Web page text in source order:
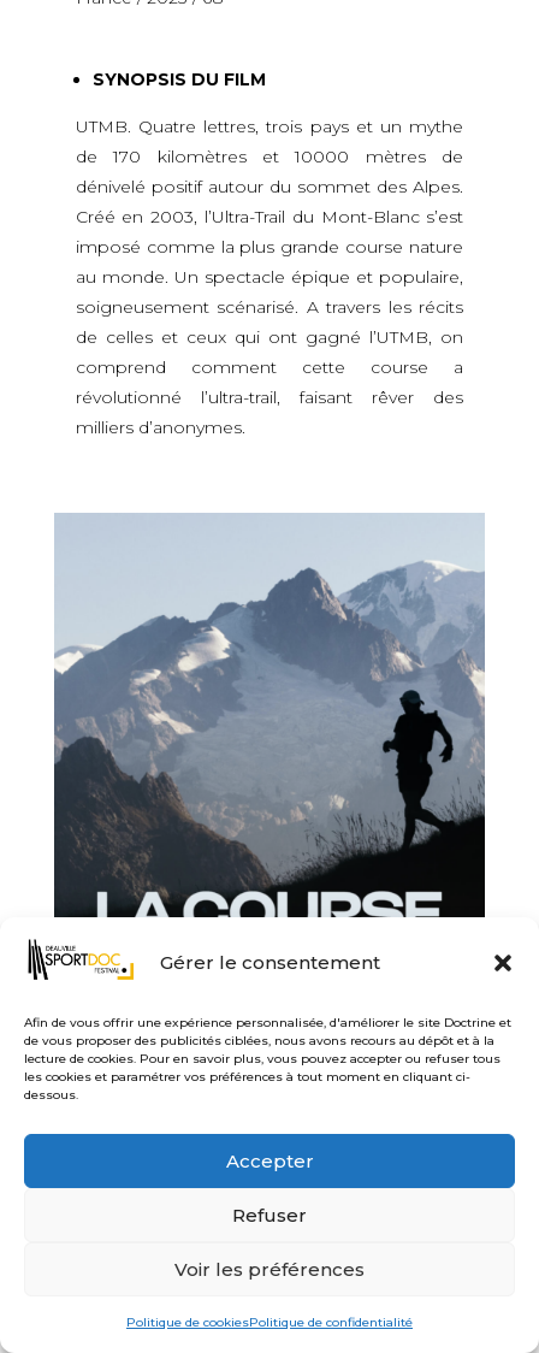
Gérer le consentement
Afin de vous offrir une expérience personnalisée, d'améliorer le site Doctrine et
de vous proposer des publicités ciblées, nous avons recours au dépôt et à la
lecture de cookies. Pour en savoir plus, vous pouvez accepter ou refuser tous
les cookies et paramétrer vos préférences à tout moment en cliquant ci-
dessous.
Accepter
Refuser
Voir les préférences
Politique de cookiesPolitique de confidentialité
SYNOPSIS DU FILM
UTMB. Quatre lettres, trois pays et un mythe
de 170 kilomètres et 10000 mètres de
dénivelé positif autour du sommet des Alpes.
Créé en 2003, l’Ultra-Trail du Mont-Blanc s’est
imposé comme la plus grande course nature
au monde. Un spectacle épique et populaire,
soigneusement scénarisé. A travers les récits
de celles et ceux qui ont gagné l’UTMB, on
comprend comment cette course a
révolutionné l’ultra-trail, faisant rêver des
milliers d’anonymes.